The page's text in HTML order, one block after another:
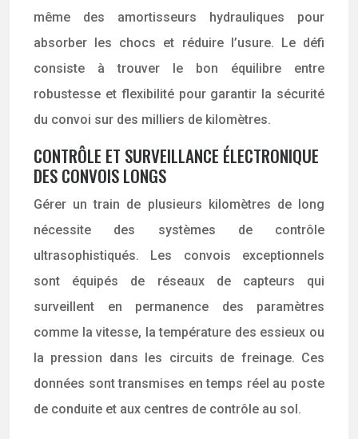
même des amortisseurs hydrauliques pour
absorber les chocs et réduire l’usure. Le défi
consiste à trouver le bon équilibre entre
robustesse et flexibilité pour garantir la sécurité
du convoi sur des milliers de kilomètres.
CONTRÔLE ET SURVEILLANCE ÉLECTRONIQUE
DES CONVOIS LONGS
Gérer un train de plusieurs kilomètres de long
nécessite des systèmes de contrôle
ultrasophistiqués. Les convois exceptionnels
sont équipés de réseaux de capteurs qui
surveillent en permanence des paramètres
comme la vitesse, la température des essieux ou
la pression dans les circuits de freinage. Ces
données sont transmises en temps réel au poste
de conduite et aux centres de contrôle au sol.